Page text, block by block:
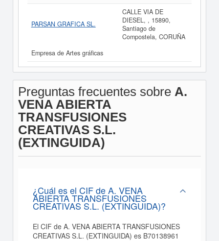
PARSAN GRAFICA SL.
CALLE VIA DE
DIESEL, , 15890,
Santiago de
Compostela, CORUÑA
Empresa de Artes gráficas
Preguntas frecuentes sobre A.
VENA ABIERTA
TRANSFUSIONES
CREATIVAS S.L.
(EXTINGUIDA)
¿Cuál es el CIF de A. VENA
ABIERTA TRANSFUSIONES
CREATIVAS S.L. (EXTINGUIDA)?
El CIF de A. VENA ABIERTA TRANSFUSIONES
CREATIVAS S.L. (EXTINGUIDA) es B70138961